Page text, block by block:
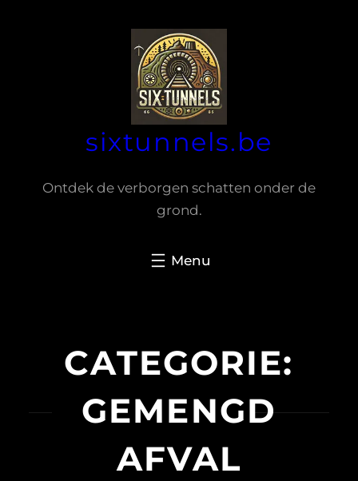
sixtunnels.be
Ontdek de verborgen schatten onder de
grond.
CATEGORIE:
GEMENGD
AFVAL